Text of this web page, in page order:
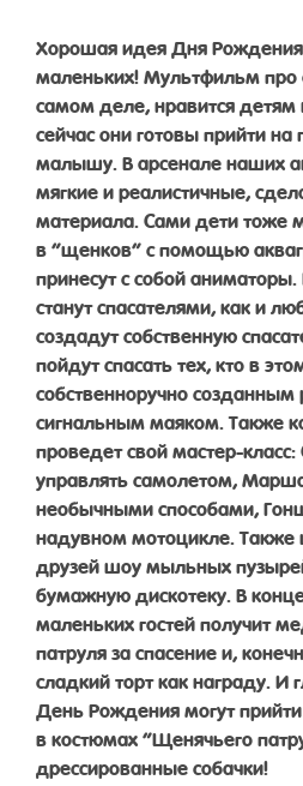
Хорошая идея Дня
маленьких! Мультфильм
самом деле, нравится детям
сейчас они готовы прийти
малышу. В арсенале наших
мягкие и реалистичные,
материала. Сами дети тоже
в “щенков” с помощью
принесут с собой
станут спасателями, как и
создадут собственную
пойдут спасать тех, кто в
собственноручно
сигнальным маяком. Также
проведет свой мастер-
управлять самолетом,
необычными способами,
надувном мотоцикле. Также
друзей шоу мыльных
бумажную дискотеку. В
маленьких гостей получит
патруля за спасение и,
сладкий торт как награду.
День Рождения могут
в костюмах “Щенячьего
дрессированные собачки!